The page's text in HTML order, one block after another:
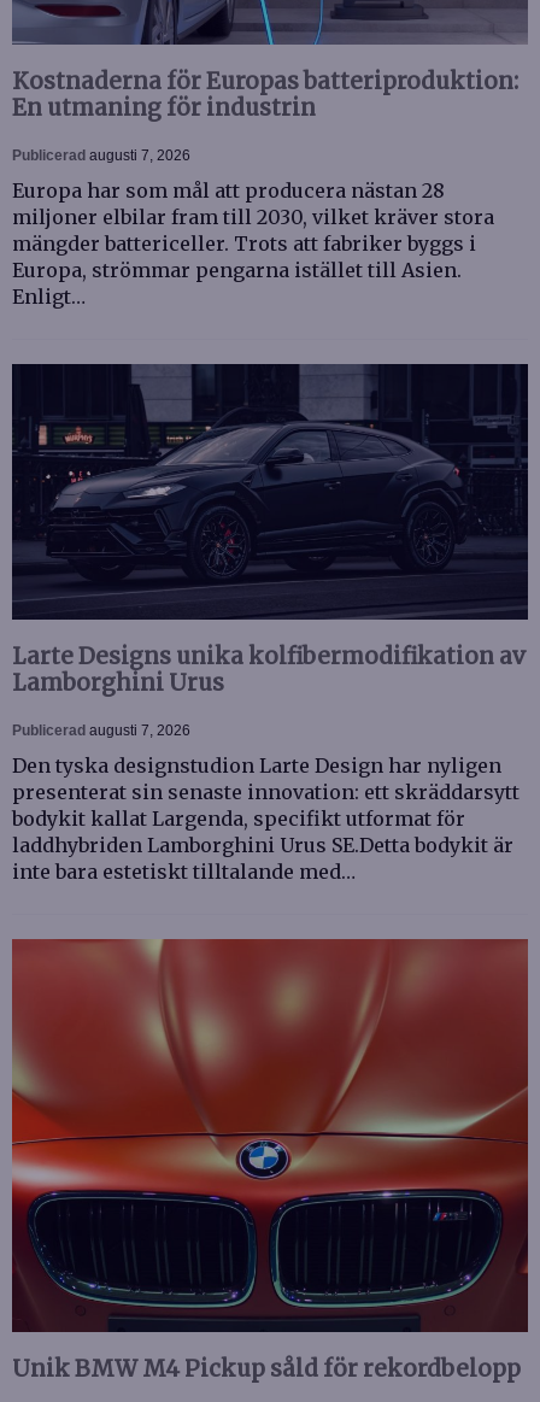
Kostnaderna för Europas batteriproduktion:
En utmaning för industrin
Publicerad augusti 7, 2026
Europa har som mål att producera nästan 28
miljoner elbilar fram till 2030, vilket kräver stora
mängder battericeller. Trots att fabriker byggs i
Europa, strömmar pengarna istället till Asien.
Enligt…
Larte Designs unika kolfibermodifikation av
Lamborghini Urus
Publicerad augusti 7, 2026
Den tyska designstudion Larte Design har nyligen
presenterat sin senaste innovation: ett skräddarsytt
bodykit kallat Largenda, specifikt utformat för
laddhybriden Lamborghini Urus SE.Detta bodykit är
inte bara estetiskt tilltalande med…
Unik BMW M4 Pickup såld för rekordbelopp